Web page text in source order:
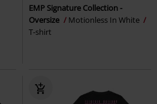
EMP Signature Collection -
Oversize
Motionless In White
T-shirt